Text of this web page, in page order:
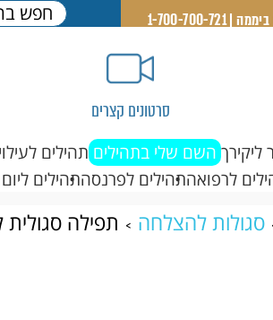
סרטונים קצרים
השם שלי בתהילים תהילים
לרפואהתהילים לפרנסהתהילים
סגולות להצלחה תפילה